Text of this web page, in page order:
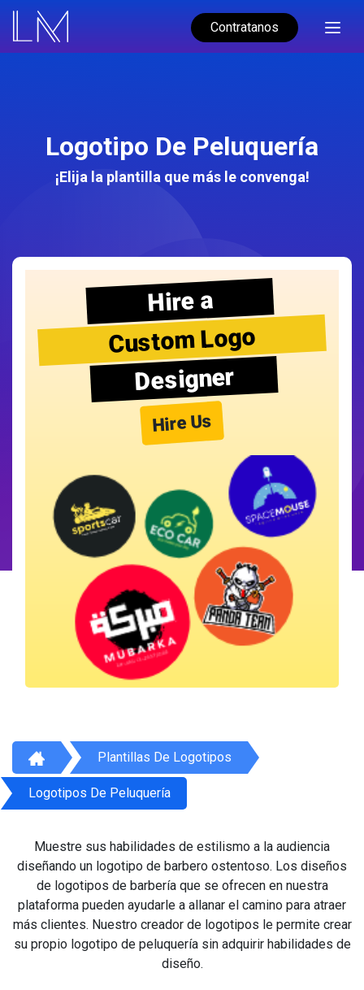
Contratanos
Logotipo De Peluquería
¡Elija la plantilla que más le convenga!
Hire a
Custom Logo
Designer
Hire Us
Plantillas De Logotipos
Logotipos De Peluquería
Muestre sus habilidades de estilismo a la audiencia
diseñando un logotipo de barbero ostentoso. Los diseños
de logotipos de barbería que se ofrecen en nuestra
plataforma pueden ayudarle a allanar el camino para atraer
más clientes. Nuestro creador de logotipos le permite crear
su propio logotipo de peluquería sin adquirir habilidades de
diseño.